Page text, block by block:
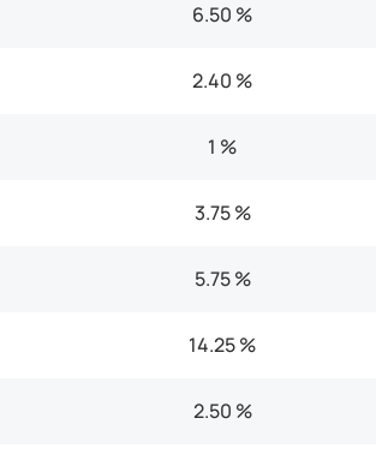
6.50 %
2.40 %
1 %
3.75 %
5.75 %
14.25 %
2.50 %